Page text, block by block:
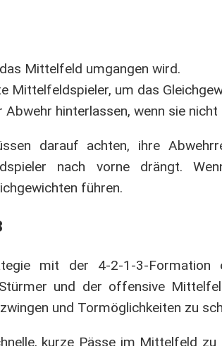
Mittelfeld umgangen wird.
Mittelfeldspieler, um das
hinterlassen, wenn sie
darauf achten, ihre
nach vorne drängt.
führen.
mit der 4-2-1-3-Formation
und der offensive
und Tormöglichkeiten zu
kurze Pässe im Mittelfeld